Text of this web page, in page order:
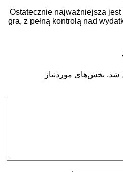
Ostatecznie
gra, z pełną
موردنیاز